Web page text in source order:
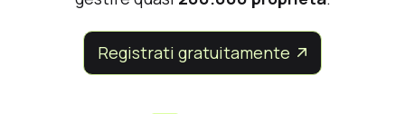
Registrati gratuitamente 